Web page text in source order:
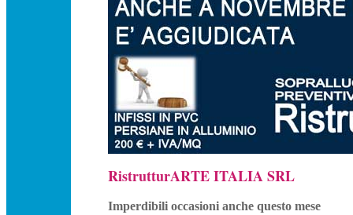
RistrutturARTE ITALIA SRL
Imperdibili occasioni anche questo mese